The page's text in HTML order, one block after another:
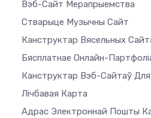
Вэб-Сайт Мерапрыемства
Стварыце Музычны Сайт
Канструктар Вясельных
Бясплатнае Онлайн-
Канструктар Вэб-Сайтаў Для
Лічбавая Карта
Адрас Электроннай Пошты